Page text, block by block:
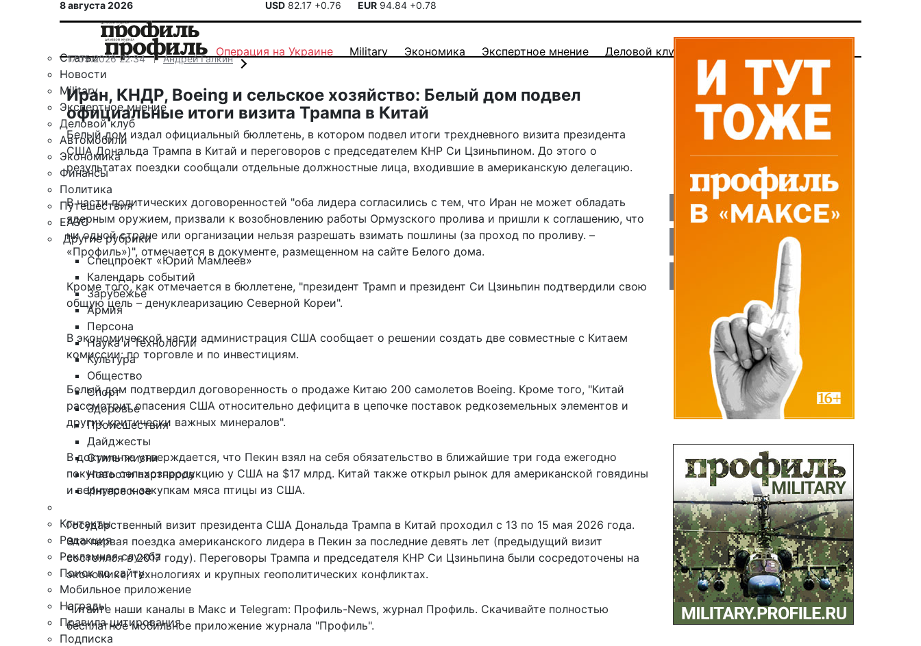
8 августа 2026 USD 82.17 +0.76 EUR 94.84 +0.78
Статьи
Новости
Military
Экспертное мнение
Деловой клуб
Автомобили
Экономика
Финансы
Политика
Путешествия
ЕАЭС
Другие рубрики
Спецпроект «Юрий Мамлеев»
Календарь событий
Зарубежье
Армия
Персона
Наука и Технологии
Культура
Общество
Спорт
Здоровье
Происшествия
Дайджесты
Стиль жизни
Новости партнеров
Интересное
Контакты
Редакция
Рекламная служба
Поиск по сайту
Мобильное приложение
Награды
Правила цитирования
Подписка
Операция на Украине Military Экономика Экспертное мнение Деловой клуб
17.05.2026 22:34 Андрей Галкин
Иран, КНДР, Boeing и сельское хозяйство: Белый дом подвел
официальные итоги визита Трампа в Китай
Белый дом издал официальный бюллетень, в котором подвел итоги трехдневного визита президента
США Дональда Трампа в Китай и переговоров с председателем КНР Си Цзиньпином. До этого о
результатах поездки сообщали отдельные должностные лица, входившие в американскую делегацию.
В части политических договоренностей "оба лидера согласились с тем, что Иран не может обладать
ядерным оружием, призвали к возобновлению работы Ормузского пролива и пришли к соглашению, что
ни одной стране или организации нельзя разрешать взимать пошлины (за проход по проливу. –
«Профиль»)", отмечается в документе, размещенном на сайте Белого дома.
Кроме того, как отмечается в бюллетене, "президент Трамп и президент Си Цзиньпин подтвердили свою
общую цель – денуклеаризацию Северной Кореи".
В экономической части администрация США сообщает о решении создать две совместные с Китаем
комиссии: по торговле и по инвестициям.
Белый дом подтвердил договоренность о продаже Китаю 200 самолетов Boeing. Кроме того, "Китай
рассмотрит опасения США относительно дефицита в цепочке поставок редкоземельных элементов и
других критически важных минералов".
В документе утверждается, что Пекин взял на себя обязательство в ближайшие три года ежегодно
покупать сельхозпродукцию у США на $17 млрд. Китай также открыл рынок для американской говядины
и вернулся к закупкам мяса птицы из США.
Государственный визит президента США Дональда Трампа в Китай проходил с 13 по 15 мая 2026 года.
Это первая поездка американского лидера в Пекин за последние девять лет (предыдущий визит
состоялся в 2017 году). Переговоры Трампа и председателя КНР Си Цзиньпина были сосредоточены на
экономике, технологиях и крупных геополитических конфликтах.
Читайте наши каналы в Макс и Telegram: Профиль-News, журнал Профиль. Скачивайте полностью
бесплатное мобильное приложение журнала "Профиль".